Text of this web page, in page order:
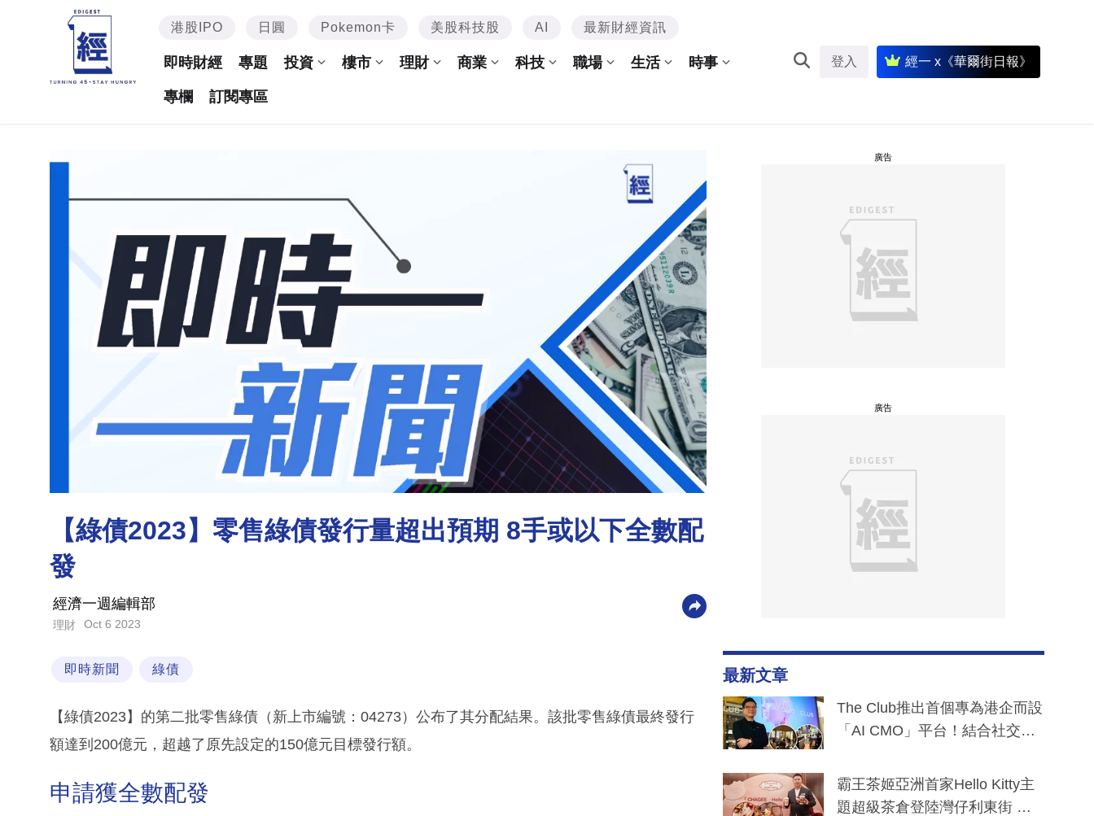
港股IPO 日圓 Pokemon卡 美股科技股 AI 最新財經資訊
即時財經 專題 投資 樓市 理財 商業 科技 職場 生活 時事
專欄 訂閱專區
登入 經一 x《華爾街日報》
【綠債2023】零售綠債發行量超出預期 8手或以下全數配
發
經濟一週編輯部
理財 Oct 6 2023
即時新聞 綠債
【綠債2023】的第二批零售綠債（新上市編號：04273）公布了其分配結果。該批零售綠債最終發行
額達到200億元，超越了原先設定的150億元目標發行額。
申請獲全數配發
廣告
廣告
最新文章
The Club推出首個專為港企而設
「AI CMO」平台！結合社交聆
分鐘生成「貼地」宣傳短片
霸王茶姬亞洲首家Hello Kitty主
題超級茶倉登陸灣仔利東街 推